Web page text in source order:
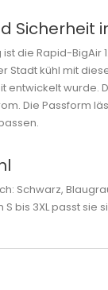
Sicherheit
die Rapid-BigAir
Stadt kühl mit
entwickelt wurde.
Die Passform
Schwarz,
bis 3XL passt sie